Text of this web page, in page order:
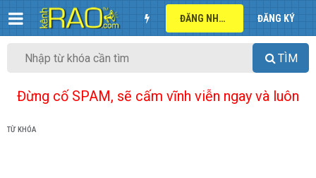
ĐĂNG NHẬP ĐĂNG KÝ
TÌM
Đừng cố SPAM, sẽ cấm vĩnh viễn ngay và luôn
TỪ KHÓA